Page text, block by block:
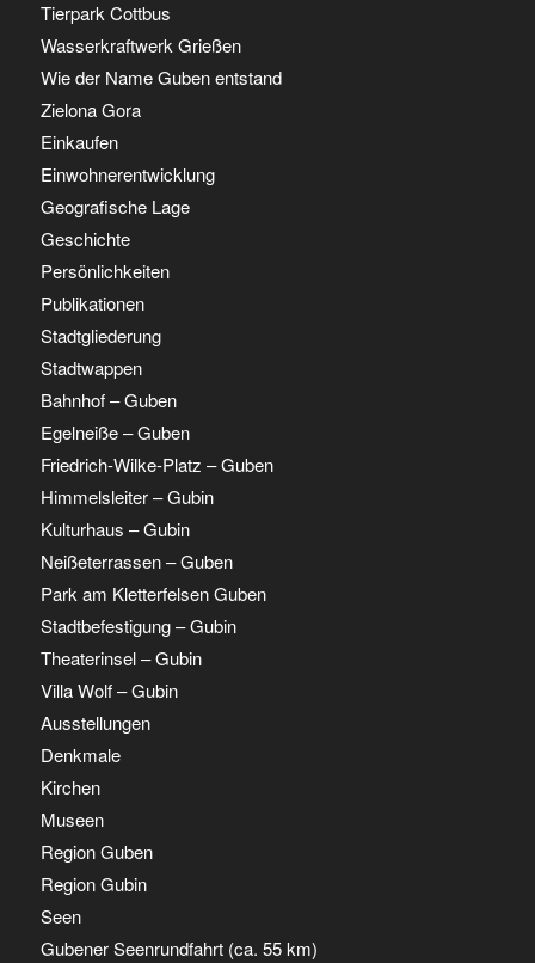
Tierpark Cottbus
Wasserkraftwerk Grießen
Wie der Name Guben entstand
Zielona Gora
Einkaufen
Einwohnerentwicklung
Geografische Lage
Geschichte
Persönlichkeiten
Publikationen
Stadtgliederung
Stadtwappen
Bahnhof – Guben
Egelneiße – Guben
Friedrich-Wilke-Platz – Guben
Himmelsleiter – Gubin
Kulturhaus – Gubin
Neißeterrassen – Guben
Park am Kletterfelsen Guben
Stadtbefestigung – Gubin
Theaterinsel – Gubin
Villa Wolf – Gubin
Ausstellungen
Denkmale
Kirchen
Museen
Region Guben
Region Gubin
Seen
Gubener Seenrundfahrt (ca. 55 km)